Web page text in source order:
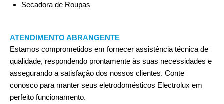
Secadora de Roupas
ATENDIMENTO ABRANGENTE
Estamos comprometidos em fornecer assistência técnica de
qualidade, respondendo prontamente às suas necessidades e
assegurando a satisfação dos nossos clientes. Conte
conosco para manter seus eletrodomésticos Electrolux em
perfeito funcionamento.